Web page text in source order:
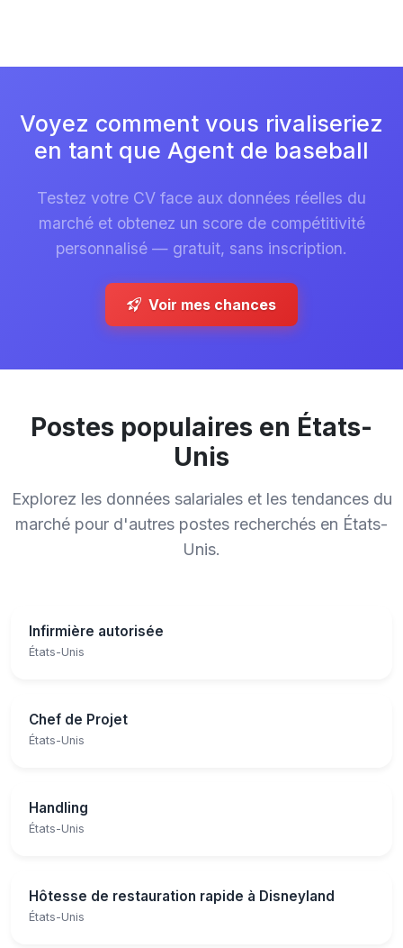
Voyez comment vous rivaliseriez
en tant que Agent de baseball
Testez votre CV face aux données réelles du
marché et obtenez un score de compétitivité
personnalisé — gratuit, sans inscription.
Voir mes chances
Postes populaires en États-
Unis
Explorez les données salariales et les tendances du
marché pour d'autres postes recherchés en États-
Unis.
Infirmière autorisée
États-Unis
Chef de Projet
États-Unis
Handling
États-Unis
Hôtesse de restauration rapide à Disneyland
États-Unis